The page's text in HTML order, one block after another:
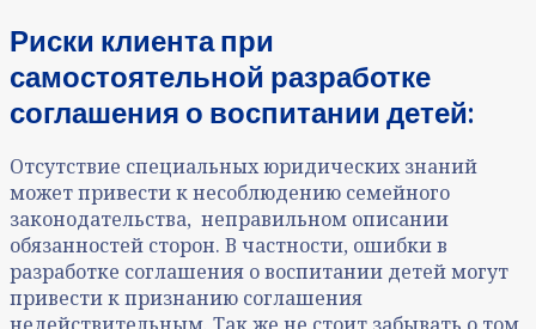
Риски клиента при
самостоятельной разработке
соглашения о воспитании детей:
Отсутствие специальных юридических знаний
может привести к несоблюдению семейного
законодательства, неправильном описании
обязанностей сторон. В частности, ошибки в
разработке соглашения о воспитании детей могут
привести к признанию соглашения